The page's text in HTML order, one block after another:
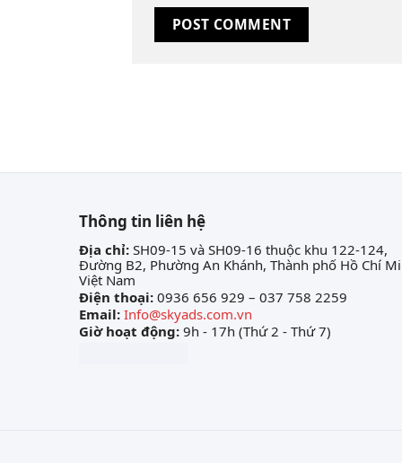
Thông tin liên hệ
Địa chỉ: SH09-15 và SH09-16 thuộc khu 122-124,
Đường B2, Phường An Khánh, Thành phố Hồ Chí
Việt Nam
Điện thoại: 0936 656 929 – 037 758 2259
Email: Info@skyads.com.vn
Giờ hoạt động: 9h - 17h (Thứ 2 - Thứ 7)